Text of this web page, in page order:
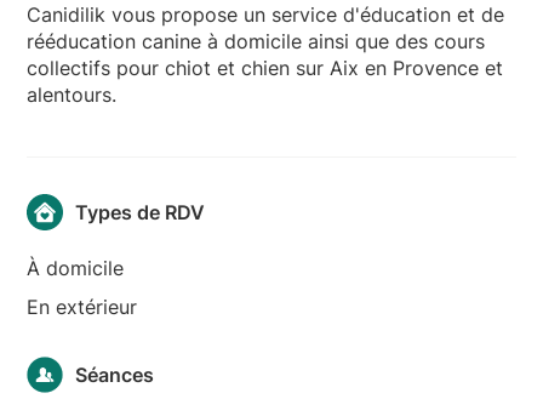
Canidilik vous propose un service d'éducation et de
rééducation canine à domicile ainsi que des cours
collectifs pour chiot et chien sur Aix en Provence et
alentours.
Types de RDV
À domicile
En extérieur
Séances